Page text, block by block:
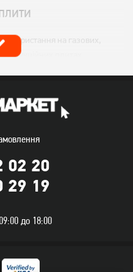
на газових,
індукційних плитах.
з високоякісних
воду.
Легко наповнюються та
ідеально впишеться у ваш
02 20
29 19
до 18:00